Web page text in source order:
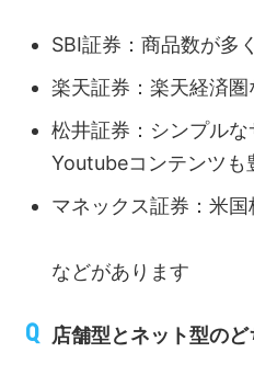
SBI証券：商品数が多
楽天証券：楽天経済圏
松井証券：シンプル
Youtubeコンテンツも
マネックス証券：米国
などがあります
店舗型とネット型の